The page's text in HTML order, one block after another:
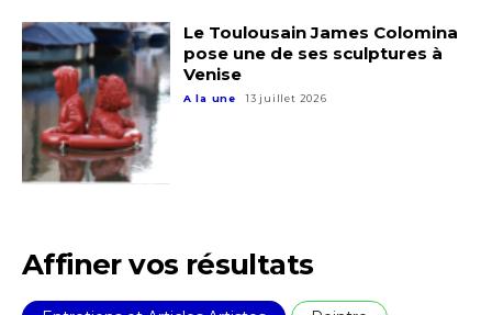
Adresse email*
Nom
Prénom
Statut / Organisation
Nom
Le Toulousain James Colomina
pose une de ses sculptures à
Venise
A la une 13 juillet 2026
Affiner vos résultats